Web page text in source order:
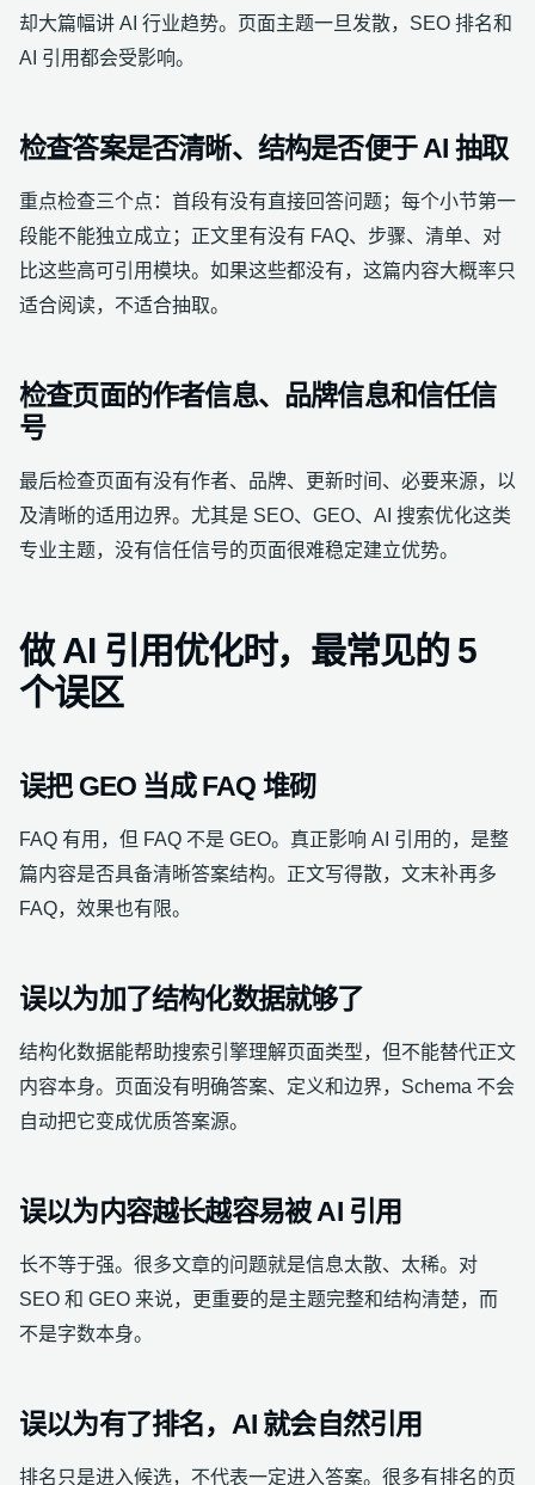
却大篇幅讲 AI 行业趋势。页面主题一旦发散，SEO 排名和
AI 引用都会受影响。
检查答案是否清晰、结构是否便于 AI 抽取
重点检查三个点：首段有没有直接回答问题；每个小节第一
段能不能独立成立；正文里有没有 FAQ、步骤、清单、对
比这些高可引用模块。如果这些都没有，这篇内容大概率只
适合阅读，不适合抽取。
检查页面的作者信息、品牌信息和信任信
号
最后检查页面有没有作者、品牌、更新时间、必要来源，以
及清晰的适用边界。尤其是 SEO、GEO、AI 搜索优化这类
专业主题，没有信任信号的页面很难稳定建立优势。
做 AI 引用优化时，最常见的 5
个误区
误把 GEO 当成 FAQ 堆砌
FAQ 有用，但 FAQ 不是 GEO。真正影响 AI 引用的，是整
篇内容是否具备清晰答案结构。正文写得散，文末补再多
FAQ，效果也有限。
误以为加了结构化数据就够了
结构化数据能帮助搜索引擎理解页面类型，但不能替代正文
内容本身。页面没有明确答案、定义和边界，Schema 不会
自动把它变成优质答案源。
误以为内容越长越容易被 AI 引用
长不等于强。很多文章的问题就是信息太散、太稀。对
SEO 和 GEO 来说，更重要的是主题完整和结构清楚，而
不是字数本身。
误以为有了排名，AI 就会自然引用
排名只是进入候选，不代表一定进入答案。很多有排名的页